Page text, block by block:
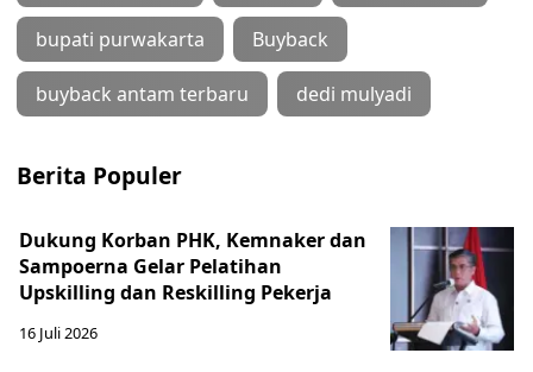
bupati purwakarta Buyback
buyback antam terbaru dedi mulyadi
Berita Populer
Dukung Korban PHK, Kemnaker dan
Sampoerna Gelar Pelatihan
Upskilling dan Reskilling Pekerja
16 Juli 2026